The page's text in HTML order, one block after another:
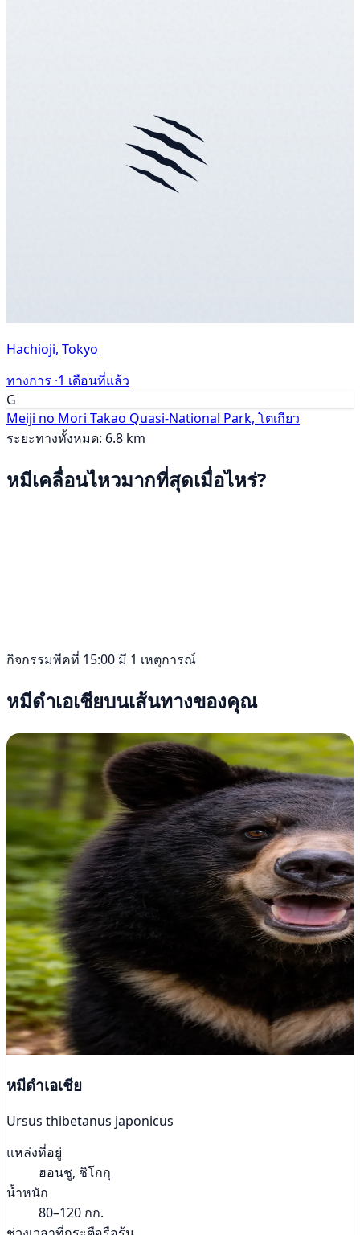
Hachioji, Tokyo
ทางการ ·1 เดือนที่แล้ว
G
Meiji no Mori Takao Quasi-National Park, โตเกียว
ระยะทางทั้งหมด: 6.8 km
หมีเคลื่อนไหวมากที่สุดเมื่อไหร่?
กิจกรรมพีคที่ 15:00 มี 1 เหตุการณ์
หมีดำเอเชียบนเส้นทางของคุณ
หมีดำเอเชีย
Ursus thibetanus japonicus
แหล่งที่อยู่
ฮอนชู, ชิโกกุ
น้ำหนัก
80–120 กก.